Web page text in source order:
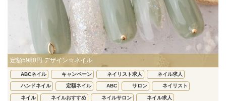
定額5980円 デザイン☆ネイル
ABCネイル キャンペーン ネイリスト求人 ネイル求人
ハンドネイル 定額ネイル ABC サロン ネイリスト
ネイル ネイルおすすめ ネイルサロン ネイル求人